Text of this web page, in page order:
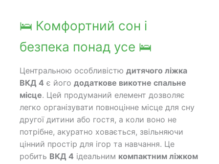
🛌 Комфортний сон і
безпека понад усе 🛌
Центральною особливістю дитячого ліжка
ВКД 4 є його додаткове викотне спальне
місце. Цей продуманий елемент дозволяє
легко організувати повноцінне місце для сну
другої дитини або гостя, а коли воно не
потрібне, акуратно ховається, звільняючи
цінний простір для ігор та навчання. Це
робить ВКД 4 ідеальним компактним ліжком